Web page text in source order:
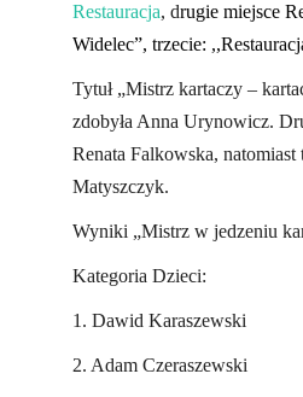
Restauracja, drugie miejsce
Widelec”, trzecie:
Tytuł „Mistrz kartaczy –
zdobyła Anna Urynowicz.
Renata Falkowska, natomiast
Matyszczyk.
Wyniki „Mistrz w jedzeniu
Kategoria Dzieci:
1. Dawid Karaszewski
2. Adam Czeraszewski